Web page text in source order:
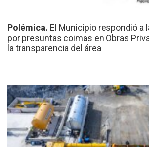
Polémica. El Municipio respondió a
por presuntas coimas en Obras
la transparencia del área